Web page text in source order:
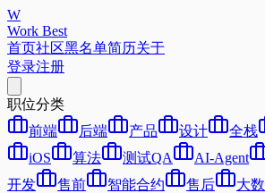
W
Work Best
首页社区黑名单简历关于
登录注册
职位分类
前端
后端 产品 设计 全栈
iOS
算法 测试QA AI-Agent
开发
售前 智能合约 售后 大